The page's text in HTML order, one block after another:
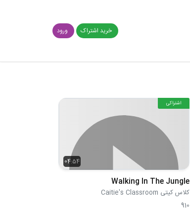
خرید اشتراک
ورود
04:54
اشتراکی
Walking In The Jungle
کلاس کیتی Caitie's Classroom
910